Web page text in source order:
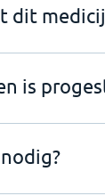
dit
is